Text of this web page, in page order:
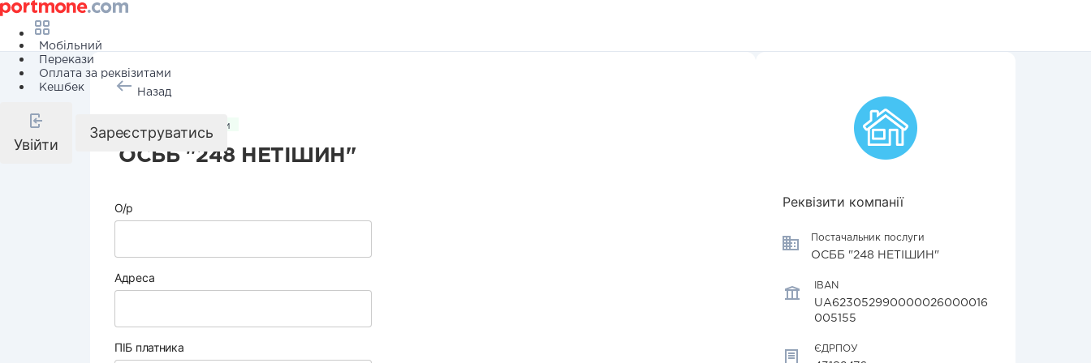
Мобільний
Перекази
Оплата за реквізитами
Кешбек
Увійти
Зареєструватись
Назад
Комунальні послуги
ОСББ "248 НЕТІШИН"
О/р
Адреса
ПІБ платника
Реквізити компанії
Постачальник послуги
ОСББ "248 НЕТІШИН"
IBAN
UA623052990000026000016
005155
ЄДРПОУ